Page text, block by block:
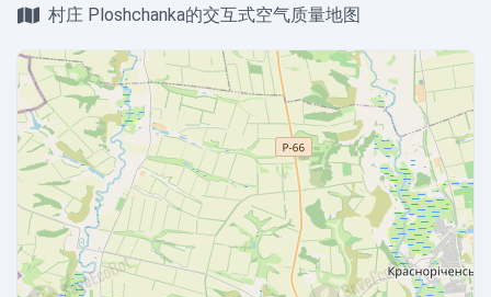
村庄 Ploshchanka的交互式空气质量地图